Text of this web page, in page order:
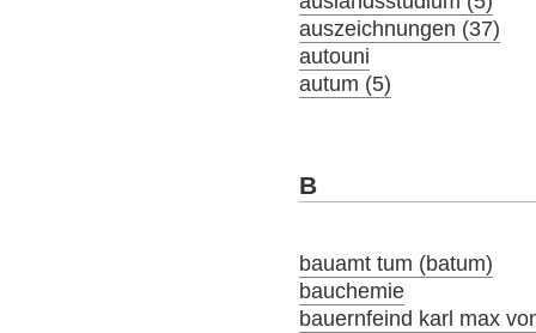
auszeichnungen (37)
autouni
autum (5)
B
bauamt tum (batum)
bauchemie
bauernfeind karl max